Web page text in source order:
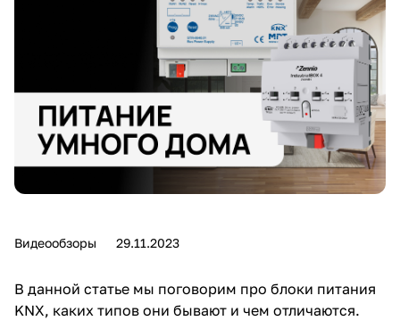
Видеообзоры 29.11.2023
В данной статье мы поговорим про блоки питания
KNX, каких типов они бывают и чем отличаются.